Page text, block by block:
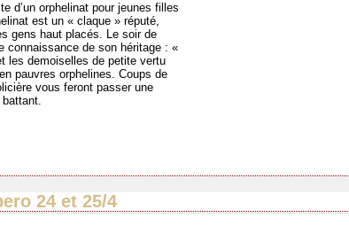
d’un orphelinat pour jeunes filles
est un « claque » réputé,
gens haut placés. Le soir de
connaissance de son héritage : «
les demoiselles de petite vertu
pauvres orphelines. Coups de
vous feront passer une
24 et 25/4